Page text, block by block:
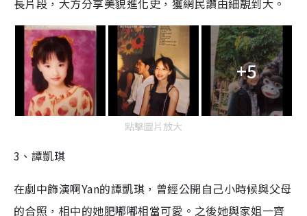
長片段，大方分享美貌進化史，獲網民讚由細靚到大。
+5
點擊圖片放大
3 、譚凱琪
在劇中飾演啊Yan的譚凱琪，曾經公開自己小時候與父母
的合照，相中的她肥嘟嘟相當可愛。之後她與家姐一齊